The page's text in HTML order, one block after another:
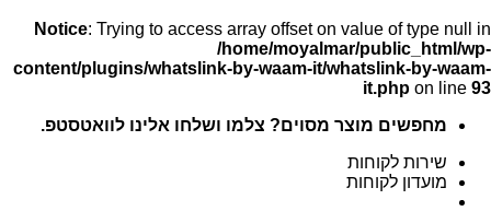
Notice: Trying to access array offset on value of type null in
/home/moyalmar/public_html/wp-
content/plugins/whatslink-by-waam-it/whatslink-by-waam-
it.php on line 93
מחפשים מוצר מסוים? צלמו ושלחו אלינו לוואטסטפ.
שירות לקוחות
מועדון לקוחות